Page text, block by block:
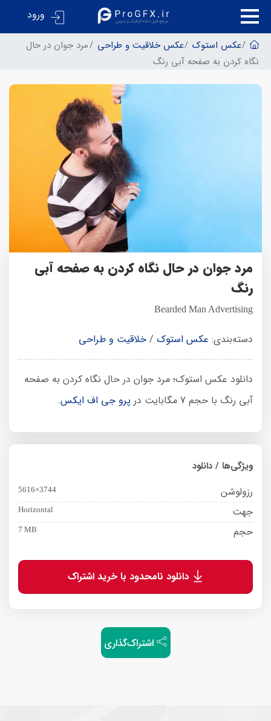
ورود
عکس استوک عکس خلاقیت و طراحی
مرد جوان در حال
نگاه کردن به صفحه آبی رنگ
مرد جوان در حال نگاه کردن به صفحه آبی
رنگ
Bearded Man Advertising
دسته‌بندی: عکس استوک / خلاقیت و طراحی
دانلود عکس استوک؛ مرد جوان در حال نگاه کردن به صفحه
آبی رنگ با حجم 7 مگابایت در
پرو جی اف ایکس.
ویژگی‌ها / دانلود
رزولوشن 5616×3744
جهت Horizontal
حجم 7 MB
دانلود نامحدود با خرید اشتراک
اشتراک‌گذاری